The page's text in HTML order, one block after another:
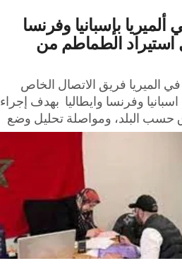
​​ألميريا بإسبانيا وفرنسا
استيراد الطماطم من
في الميريا فريق الاتصال الخاص
وفرنسا وايطاليا بهدف إجراء
حسب البلد، ومواصلة تحليل وضع